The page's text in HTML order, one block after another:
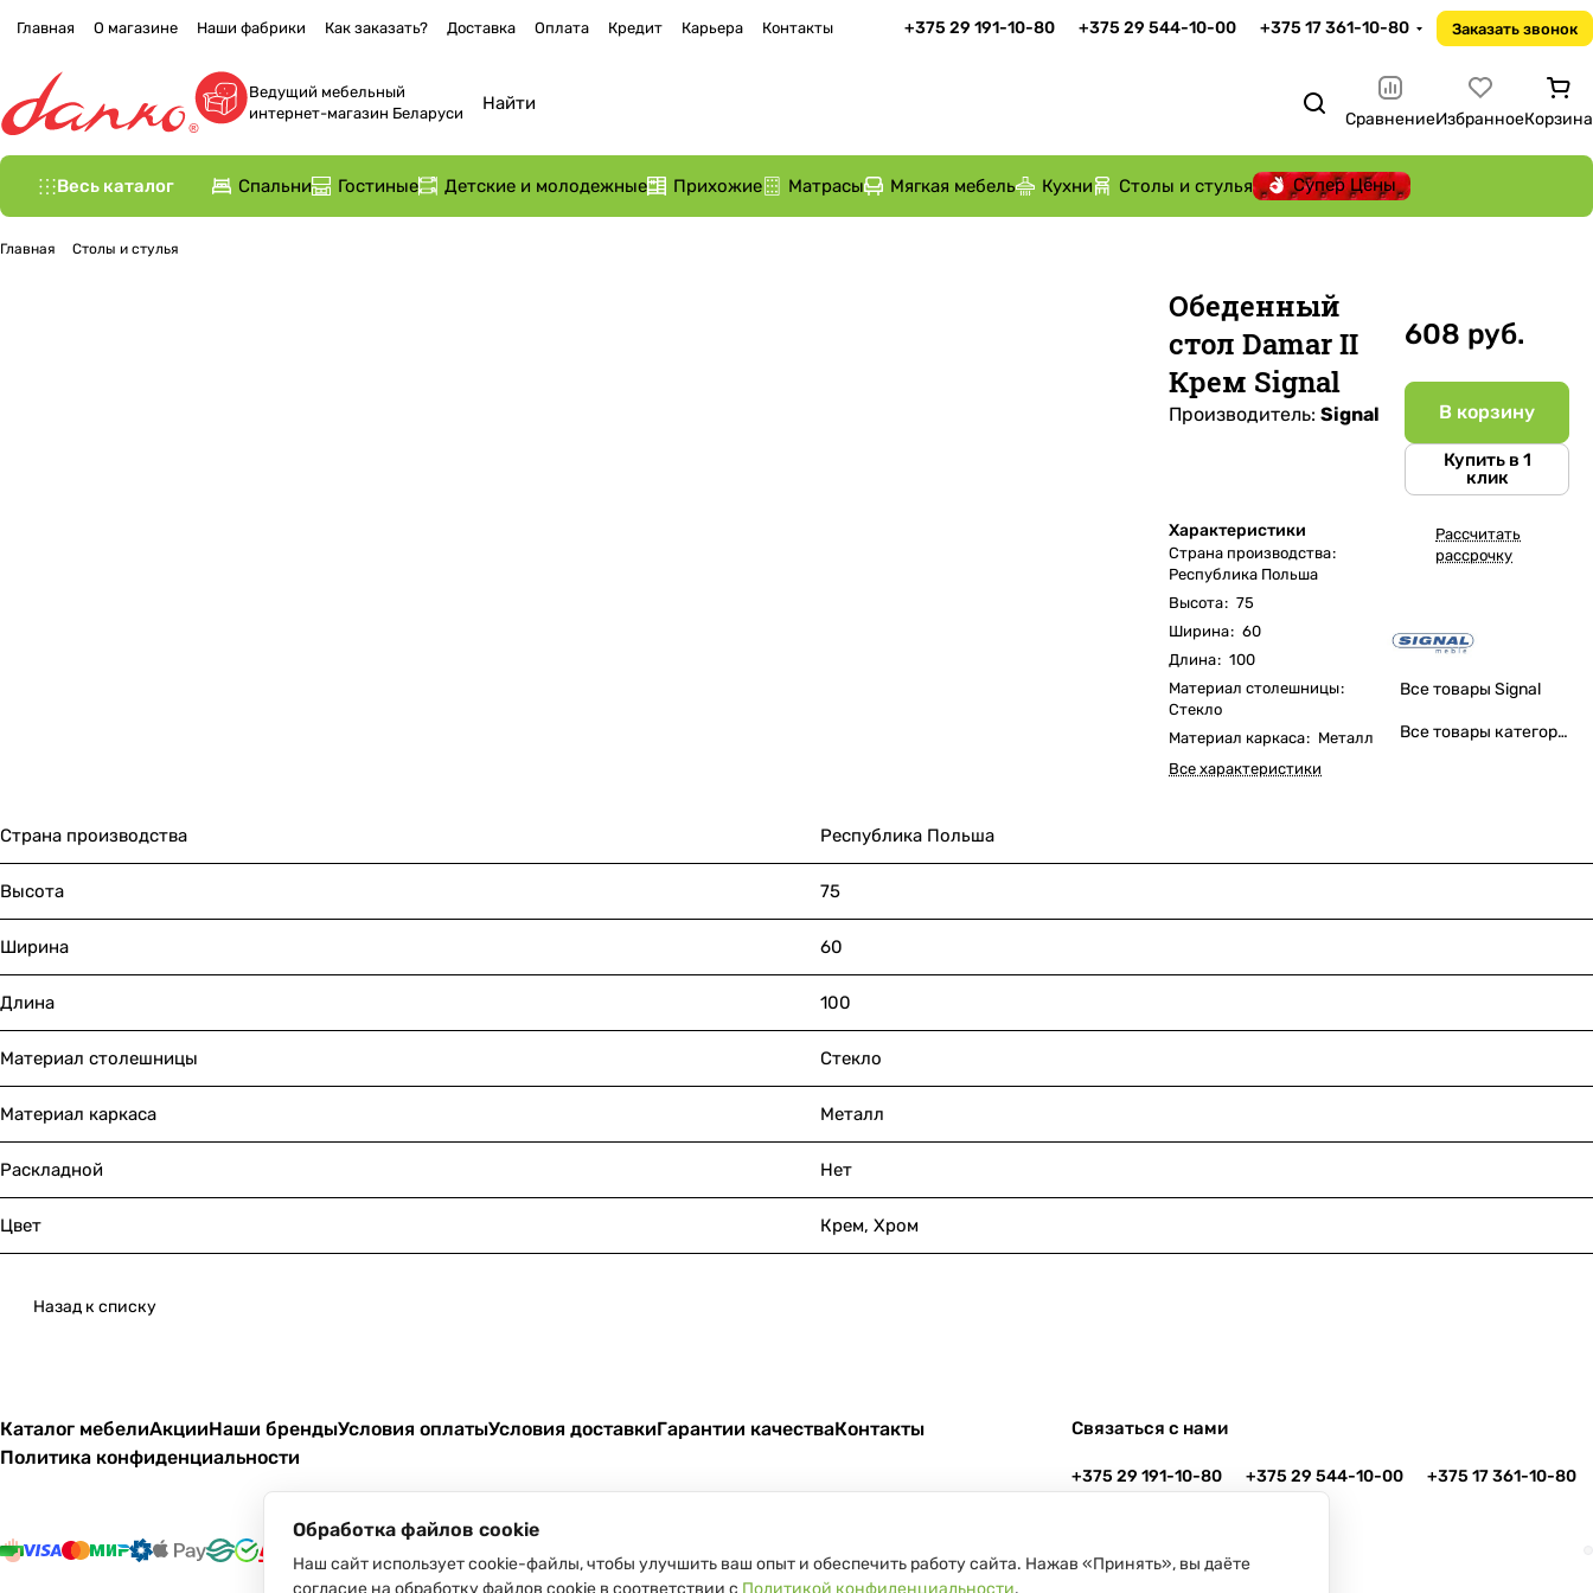
Главная О магазине Наши фабрики Как заказать? Доставка Оплата Кредит Карьера Контакты +375 29 191-10-80 +375 29 544-10-00 +375 17 361-10-80 Заказать звонок
Ведущий мебельный
интернет-магазин Беларуси
СравнениеИзбранноеКорзина
Весь каталог Спальни Гостиные Детские и молодежные Прихожие Матрасы Мягкая мебель Кухни Столы и стулья Супер Цены
Главная Столы и стулья
Обеденный
стол Damar II
Крем Signal
Производитель: Signal
Характеристики
Страна производства:
Республика Польша
Высота: 75
Ширина: 60
Длина: 100
Материал столешницы:
Стекло
Материал каркаса: Металл
Все характеристики
608 руб.
В корзину
Купить в 1
клик
Рассчитать
рассрочку
Все товары Signal
Все товары категории
Страна производства Республика Польша
Высота 75
Ширина 60
Длина 100
Материал столешницы Стекло
Материал каркаса Металл
Раскладной Нет
Цвет Крем, Хром
Назад к списку
Каталог мебелиАкцииНаши брендыУсловия оплатыУсловия доставкиГарантии качестваКонтакты
Политика конфиденциальности
Связаться с нами
+375 29 191-10-80 +375 29 544-10-00
+375 17 361-10-80
Обработка файлов cookie
Наш сайт использует cookie-файлы, чтобы улучшить ваш опыт и обеспечить работу сайта. Нажав «Принять», вы даёте
согласие на обработку файлов cookie в соответствии с Политикой конфиденциальности.